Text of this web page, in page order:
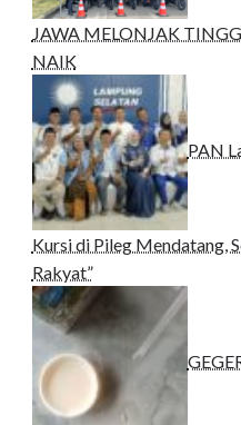
JAWA MELONJAK
NAIK
PAN
Kursi di Pileg Mendatang,
Rakyat”